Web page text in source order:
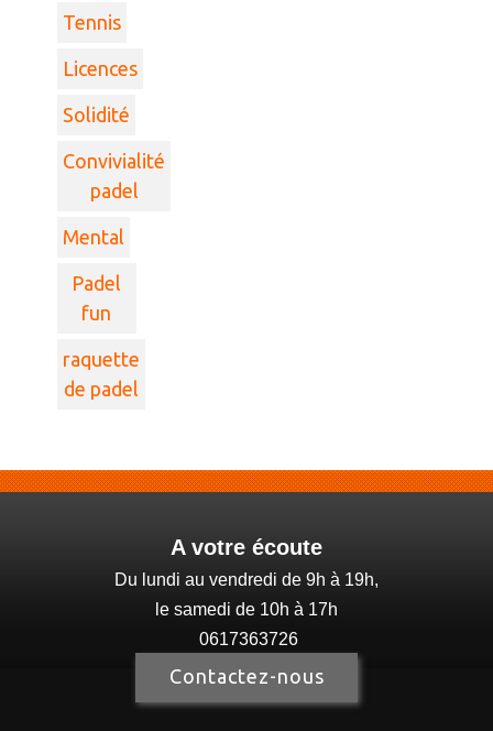
Tennis
Licences
Solidité
Convivialité
padel
Mental
Padel
fun
raquette
de padel
A votre écoute
Du lundi au vendredi de 9h à 19h,
le samedi de 10h à 17h
0617363726
Contactez-nous